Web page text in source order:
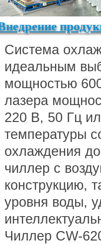
Система
идеальным
мощностью
лазера
220 В, 50 Гц
температуры
охлаждения
чиллер с
конструкцию,
уровня воды,
Чиллер CW-